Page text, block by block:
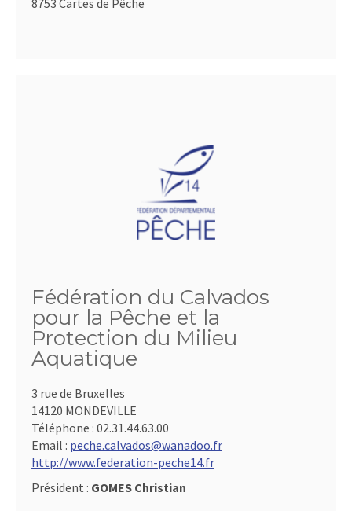
Fédération du Calvados
pour la Pêche et la
Protection du Milieu
Aquatique
3 rue de Bruxelles
14120 MONDEVILLE
Téléphone : 02.31.44.63.00
Email : peche.calvados@wanadoo.fr
http://www.federation-peche14.fr
Président : GOMES Christian